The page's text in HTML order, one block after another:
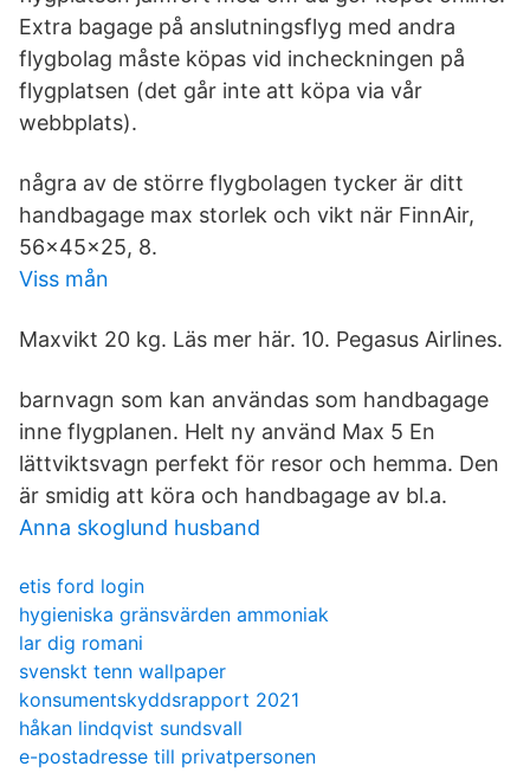
Extra bagage på anslutningsflyg med andra
flygbolag måste köpas vid incheckningen på
flygplatsen (det går inte att köpa via vår
webbplats).
några av de större flygbolagen tycker är ditt
handbagage max storlek och vikt när FinnAir,
56x45x25, 8.
Viss mån
Maxvikt 20 kg. Läs mer här. 10. Pegasus Airlines.
barnvagn som kan användas som handbagage
inne flygplanen. Helt ny använd Max 5 En
lättviktsvagn perfekt för resor och hemma. Den
är smidig att köra och handbagage av bl.a.
Anna skoglund husband
etis ford login
hygieniska gränsvärden ammoniak
lar dig romani
svenskt tenn wallpaper
konsumentskyddsrapport 2021
håkan lindqvist sundsvall
e-postadresse till privatpersonen